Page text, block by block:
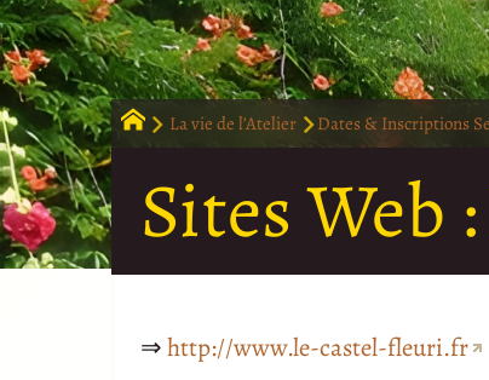
La vie de l’Atelier Dates & Inscriptions
Sites Web :
⇒http://www.le-castel-fleuri.fr